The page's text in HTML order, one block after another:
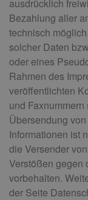
ausdrücklich
Bezahlung aller
technisch
solcher Daten
oder eines
Rahmen des
veröffentlichten
und
Übersendung
Informationen ist
die Versender
Verstößen gegen
vorbehalten.
der Seite